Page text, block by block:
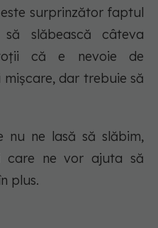
surprinzător faptul
slăbească câteva
că e nevoie de
dar trebuie să
nu ne lasă să slăbim,
ne vor ajuta să
plus.